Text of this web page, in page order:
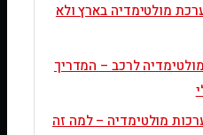
מולטימדיה בארץ ולא
לרכב – המדריך
מולטימדיה – למה זה